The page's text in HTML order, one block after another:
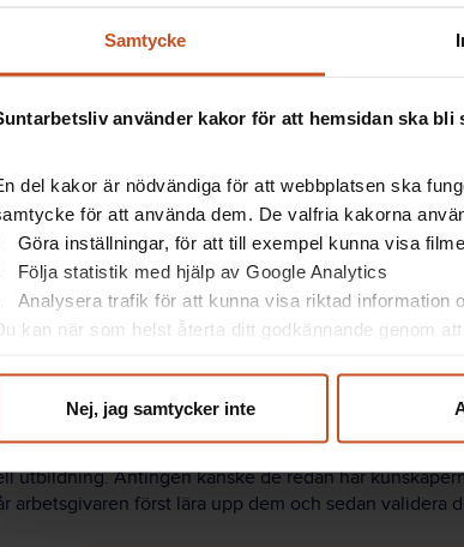
Samtycke
använder kakor för att hemsidan ska bli
del kakor är nödvändiga för att webbplatsen ska
för att använda dem. De valfria kakorna
Göra inställningar, för att till exempel kunna visa
Följa statistik med hjälp av Google Analytics
Analysera trafik för att kunna visa riktad information
kan när som helst återta ditt godkännande genom
Nej, jag samtycker inte
chef för sociala projekt på bostadsbolaget MKB i
att de precis ska starta med valideringar av sina
och Conny Larsson.
eller praktikanter
använda metoden som ett sätt att få yrkesstolthet,
bli ett sätt att ta sig framåt i yrket och kanske hitta
sätt att hitta kunskapsluckor som behöver åtgärdas.
utbildning. Antingen kanske de redan har
arbetsgivaren först lära upp dem och sedan validera